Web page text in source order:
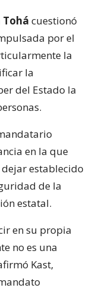
Tohá cuestionó
por el
la
la
del Estado la
en la que
establecido
de la
estatal.
en su propia
no es una
Kast,